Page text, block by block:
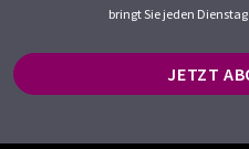
bringt Sie jeden
JETZT